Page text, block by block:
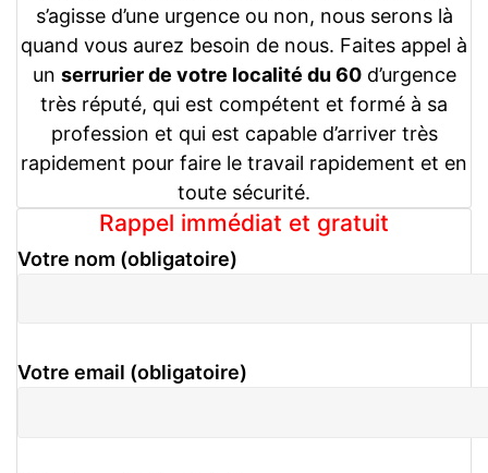
s’agisse d’une urgence ou non, nous serons là
quand vous aurez besoin de nous. Faites appel à
un serrurier de votre localité du 60d’urgence
très réputé, qui est compétent et formé à sa
profession et qui est capable d’arriver très
rapidement pour faire le travail rapidement et en
toute sécurité.
Rappel immédiat et gratuit
Votre nom (obligatoire)
Votre email (obligatoire)